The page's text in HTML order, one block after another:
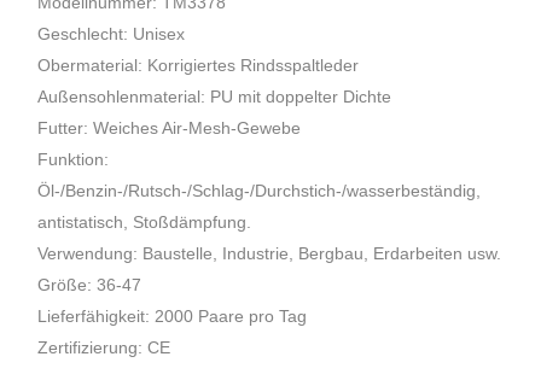
Geschlecht: Unisex
Obermaterial: Korrigiertes Rindsspaltleder
Außensohlenmaterial: PU mit doppelter Dichte
Futter: Weiches Air-Mesh-Gewebe
Funktion:
Öl-/Benzin-/Rutsch-/Schlag-/Durchstich-/wasserbeständig,
antistatisch, Stoßdämpfung.
Verwendung: Baustelle, Industrie, Bergbau, Erdarbeiten usw.
Größe: 36-47
Lieferfähigkeit: 2000 Paare pro Tag
Zertifizierung: CE